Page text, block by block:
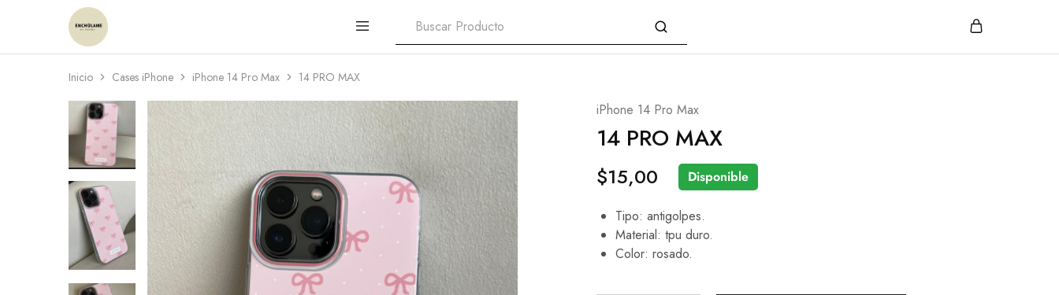
Enchulame
Tienda
Inicio Cases iPhone iPhone 14 Pro Max 14 PRO MAX
iPhone 14 Pro Max
14 PRO MAX
$15,00 Disponible
Tipo: antigolpes.
Material: tpu duro.
Color: rosado.